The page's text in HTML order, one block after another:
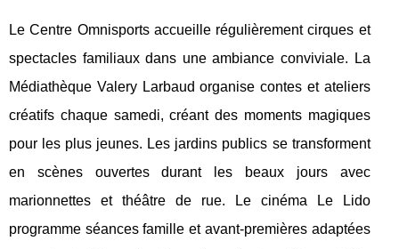
Le Centre Omnisports accueille régulièrement cirques et
spectacles familiaux dans une ambiance conviviale. La
Médiathèque Valery Larbaud organise contes et ateliers
créatifs chaque samedi, créant des moments magiques
pour les plus jeunes. Les jardins publics se transforment
en scènes ouvertes durant les beaux jours avec
marionnettes et théâtre de rue. Le cinéma Le Lido
programme séances famille et avant-premières adaptées